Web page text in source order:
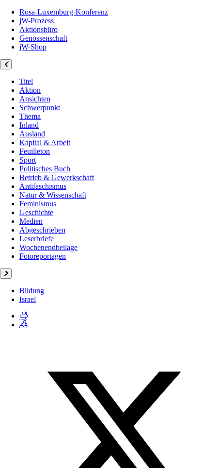
Rosa-Luxemburg-Konferenz
jW-Prozess
Aktionsbüro
Genossenschaft
jW-Shop
Titel
Aktion
Ansichten
Schwerpunkt
Thema
Inland
Ausland
Kapital & Arbeit
Feuilleton
Sport
Politisches Buch
Betrieb & Gewerkschaft
Antifaschismus
Natur & Wissenschaft
Feminismus
Geschichte
Medien
Abgeschrieben
Leserbriefe
Wochenendbeilage
Fotoreportagen
Bildung
Israel